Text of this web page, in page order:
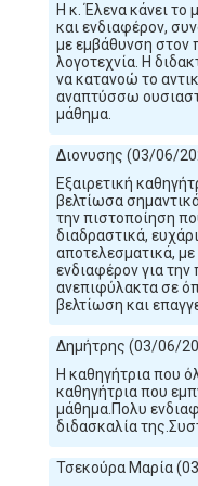
Η κ. Έλενα κάνει το
και ενδιαφέρον,
με εμβάθυνση στον
λογοτεχνία. Η
να κατανοώ το
αναπτύσσω
μάθημα.
Διονυσης (03/06/
Εξαιρετική
βελτίωσα
την πιστοποίηση
διαδραστικά,
αποτελεσματικά,
ενδιαφέρον για
ανεπιφύλακτα σε
βελτίωση και
Δημήτρης (03/06/
Η καθηγήτρια που
καθηγήτρια που
μάθημα.Πολυ
διδασκαλία
Τσεκούρα Μαρία